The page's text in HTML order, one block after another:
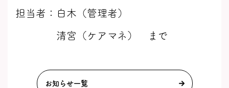
担当者：白木（管理者）
清宮（ケアマネ） まで
お知らせ一覧